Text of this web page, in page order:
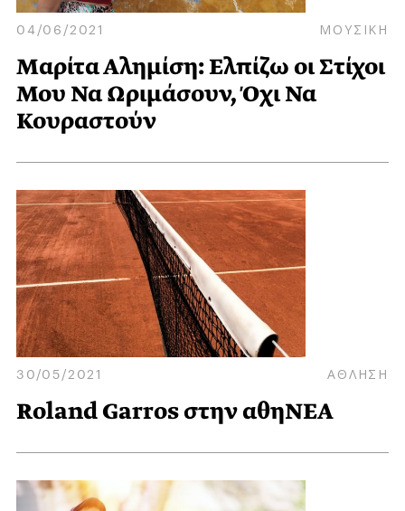
04/06/2021 ΜΟΥΣΙΚΗ
Μαρίτα Αλημίση: Ελπίζω οι Στίχοι
Μου Να Ωριμάσουν, Όχι Να
Κουραστούν
30/05/2021 ΑΘΛΗΣΗ
Roland Garros στην αθηΝΕΑ